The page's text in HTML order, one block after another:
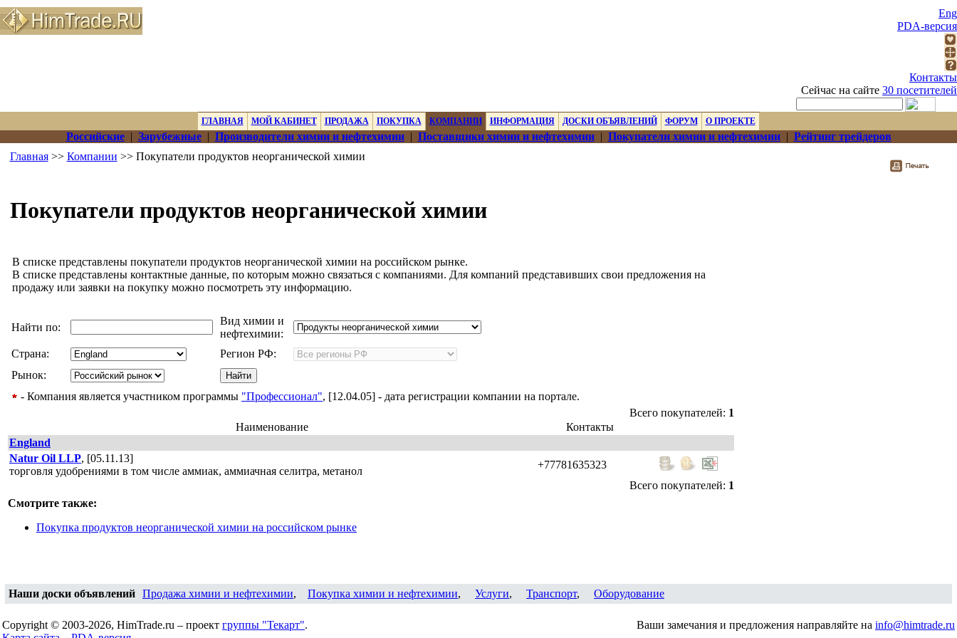
Eng
PDA-версия
Контакты
Сейчас на сайте 30 посетителей
ГЛАВНАЯ МОЙ КАБИНЕТ ПРОДАЖА ПОКУПКА КОМПАНИИ ИНФОРМАЦИЯ ДОСКИ ОБЪЯВЛЕНИЙ ФОРУМ О ПРОЕКТЕ
Российские| Зарубежные| Производители химии и нефтехимии| Поставщики химии и нефтехимии| Покупатели химии и нефтехимии| Рейтинг трейдеров
Главная>> Компании >> Покупатели продуктов неорганической химии
Покупатели продуктов неорганической химии
В списке представлены покупатели продуктов неорганической химии на российском рынке.
В списке представлены контактные данные, по которым можно связаться с компаниями. Для компаний представивших свои предложения на
продажу или заявки на покупку можно посмотреть эту информацию.
Найти по:
Вид химии и
нефтехимии:
Страна:
Регион РФ:
Рынок:
- Компания является участником программы "Профессионал", [12.04.05] - дата регистрации компании на портале.
Всего покупателей: 1
Наименование
Контакты
England
Natur Oil LLP, [05.11.13]
торговля удобрениями в том числе аммиак, аммиачная селитра, метанол
+77781635323
Всего покупателей: 1
Смотрите также:
Покупка продуктов неорганической химии на российском рынке
Наши доски объявлений Продажа химии и нефтехимии, Покупка химии и нефтехимии, Услуги, Транспорт, Оборудование
Copyright © 2003-2026, HimTrade.ru – проект группы "Текарт".
Ваши замечания и предложения направляйте на info@himtrade.ru